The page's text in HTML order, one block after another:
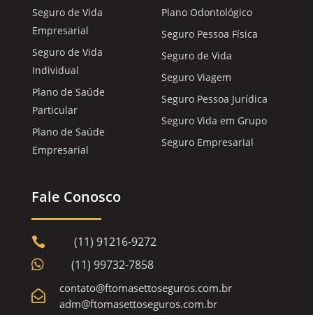
Seguro de Vida
Empresarial
Seguro de Vida
Individual
Plano de Saúde
Particular
Plano de Saúde
Empresarial
Plano Odontológico
Seguro Pessoa Física
Seguro de Vida
Seguro Viagem
Seguro Pessoa Jurídica
Seguro Vida em Grupo
Seguro Empresarial
Fale Conosco
 (11) 91216-9272
 (11) 99732-7858

contato@ftomasettoseguros.com.br
adm@ftomasettoseguros.com.br